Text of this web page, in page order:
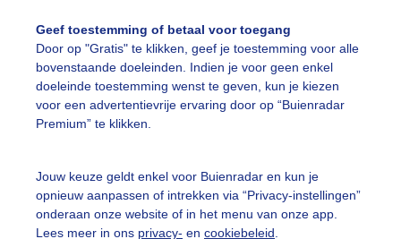
Geef toestemming of betaal voor toegang
Door op "Gratis" te klikken, geef je toestemming voor alle
bovenstaande doeleinden. Indien je voor geen enkel
doeleinde toestemming wenst te geven, kun je kiezen
voor een advertentievrije ervaring door op “Buienradar
Premium” te klikken.
Jouw keuze geldt enkel voor Buienradar en kun je
opnieuw aanpassen of intrekken via “Privacy-instellingen”
onderaan onze website of in het menu van onze app.
Lees meer in ons privacy- en cookiebeleid
18,1°C
19,8°C
Luchtvochtigheid
Windkracht